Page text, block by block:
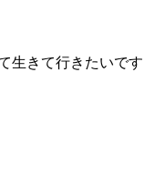
生きて行きたいです